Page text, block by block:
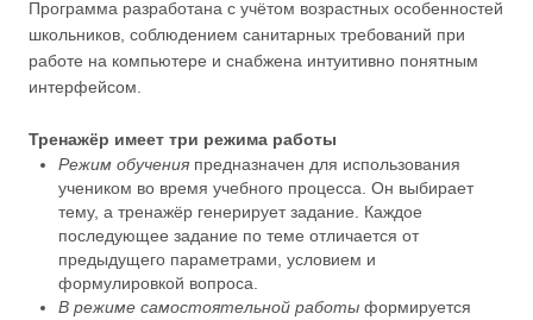
Программа разработана с учётом возрастных особенностей
школьников, соблюдением санитарных требований при
работе на компьютере и снабжена интуитивно понятным
интерфейсом.
Тренажёр имеет три режима работы
Режим обучения предназначен для использования
учеником во время учебного процесса. Он выбирает
тему, а тренажёр генерирует задание. Каждое
последующее задание по теме отличается от
предыдущего параметрами, условием и
формулировкой вопроса.
В режиме самостоятельной работы формируется